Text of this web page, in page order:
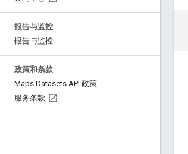
报告与监控
报告与监控
政策和条款
Maps Datasets API 政策
服务条款